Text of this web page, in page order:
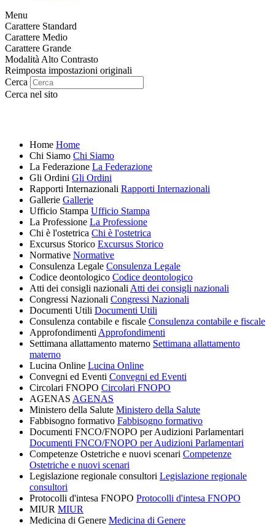
Menu
Carattere Standard
Carattere Medio
Carattere Grande
Modalità Alto Contrasto
Reimposta impostazioni originali
Cerca
Cerca nel sito
Home Home
Chi Siamo Chi Siamo
La Federazione La Federazione
Gli Ordini Gli Ordini
Rapporti Internazionali Rapporti Internazionali
Gallerie Gallerie
Ufficio Stampa Ufficio Stampa
La Professione La Professione
Chi è l'ostetrica Chi è l'ostetrica
Excursus Storico Excursus Storico
Normative Normative
Consulenza Legale Consulenza Legale
Codice deontologico Codice deontologico
Atti dei consigli nazionali Atti dei consigli nazionali
Congressi Nazionali Congressi Nazionali
Documenti Utili Documenti Utili
Consulenza contabile e fiscale Consulenza contabile e fiscale
Approfondimenti Approfondimenti
Settimana allattamento materno Settimana allattamento
materno
Lucina Online Lucina Online
Convegni ed Eventi Convegni ed Eventi
Circolari FNOPO Circolari FNOPO
AGENAS AGENAS
Ministero della Salute Ministero della Salute
Fabbisogno formativo Fabbisogno formativo
Documenti FNCO/FNOPO per Audizioni Parlamentari
Documenti FNCO/FNOPO per Audizioni Parlamentari
Competenze Ostetriche e nuovi scenari Competenze
Ostetriche e nuovi scenari
Legislazione regionale consultori Legislazione regionale
consultori
Protocolli d'intesa FNOPO Protocolli d'intesa FNOPO
MIUR MIUR
Medicina di Genere Medicina di Genere